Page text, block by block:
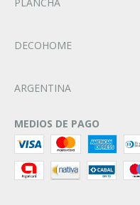
DECOHOME
ARGENTINA
MEDIOS DE PAGO